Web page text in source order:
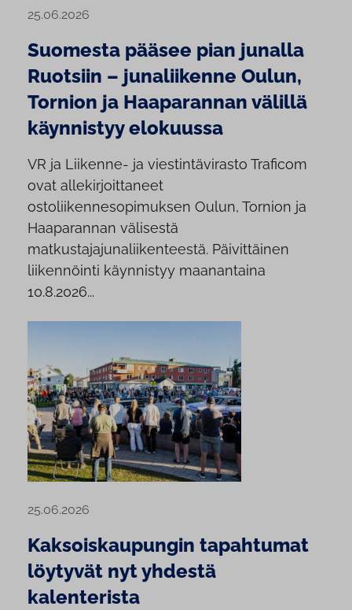
25.06.2026
Suomesta pääsee pian junalla
Ruotsiin – junaliikenne Oulun,
Tornion ja Haaparannan välillä
käynnistyy elokuussa
VR ja Liikenne- ja viestintävirasto Traficom
ovat allekirjoittaneet
ostoliikennesopimuksen Oulun, Tornion ja
Haaparannan välisestä
matkustajajunaliikenteestä. Päivittäinen
liikennöinti käynnistyy maanantaina
10.8.2026...
25.06.2026
Kaksoiskaupungin tapahtumat
löytyvät nyt yhdestä
kalenterista